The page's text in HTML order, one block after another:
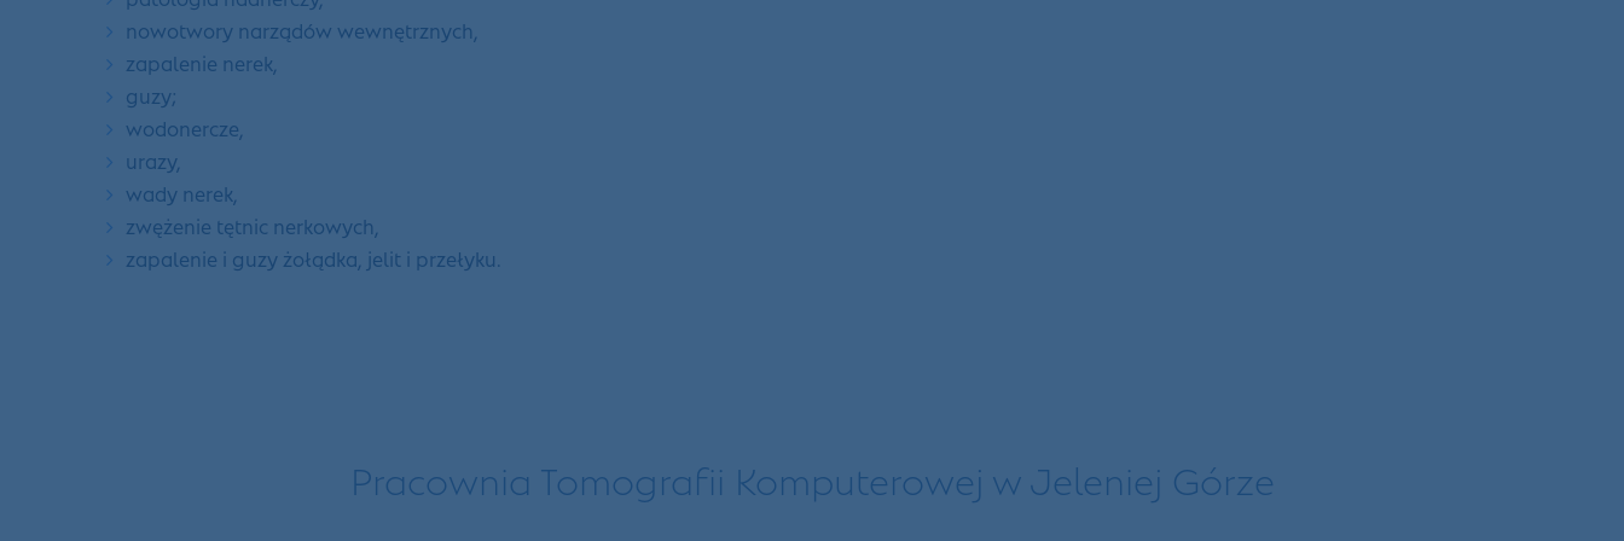
nowotwory narządów wewnętrznych,
zapalenie nerek,
guzy;
wodonercze,
urazy,
wady nerek,
zwężenie tętnic nerkowych,
zapalenie i guzy żołądka, jelit i przełyku.
Pracownia Tomografii Komputerowej w Jeleniej Górze